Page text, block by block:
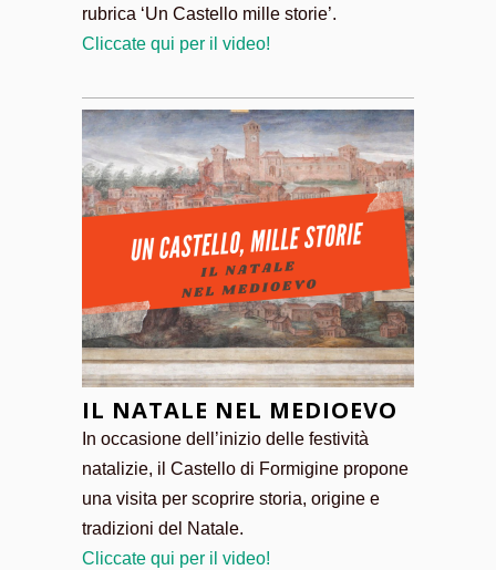
rubrica ‘Un Castello mille storie’.
Cliccate qui per il video!
IL NATALE NEL MEDIOEVO
In occasione dell’inizio delle festività
natalizie, il Castello di Formigine propone
una visita per scoprire storia, origine e
tradizioni del Natale.
Cliccate qui per il video!